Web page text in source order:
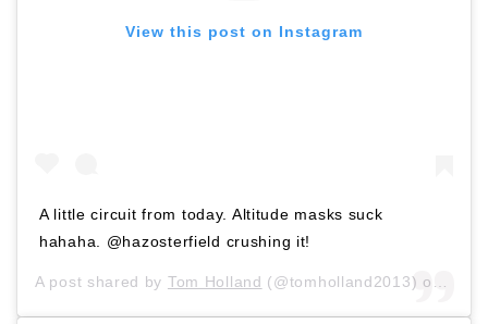
View this post on Instagram
A little circuit from today. Altitude masks suck
hahaha. @hazosterfield crushing it!
A post shared by Tom Holland (@tomholland2013) on